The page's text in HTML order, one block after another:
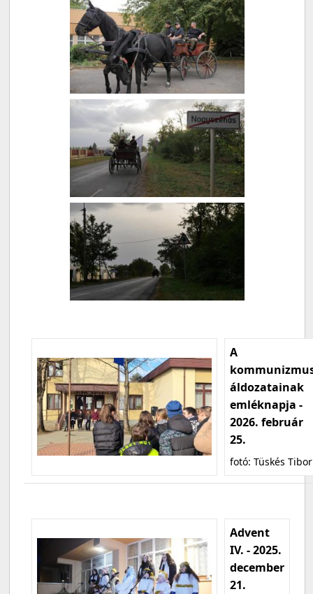
A
áldozatainak
emléknapja -
2026. február
25.
fotó: Tüskés Tibor
Advent
IV. - 2025.
december
21.